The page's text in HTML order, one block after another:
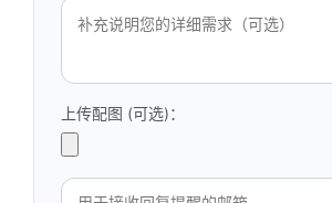
上传配图 (可选)：